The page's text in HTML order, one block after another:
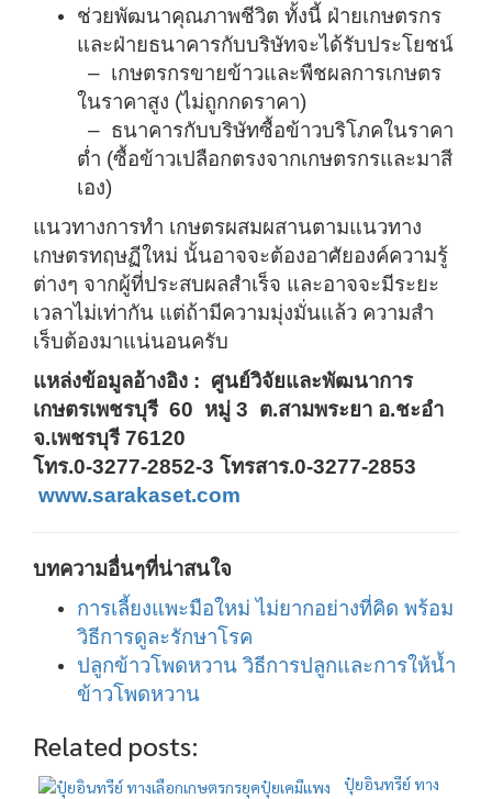
ช่วยพัฒนาคุณภาพชีวิต ทั้งนี้ ฝ่ายเกษตรกร
และฝ่ายธนาคารกับบริษัทจะได้รับประโยชน์
– เกษตรกรขายข้าวและพืชผลการเกษตร
ในราคาสูง (ไม่ถูกกดราคา)
– ธนาคารกับบริษัทซื้อข้าวบริโภคในราคา
ต่ำ (ซื้อข้าวเปลือกตรงจากเกษตรกรและมาสี
เอง)
แนวทางการทำ เกษตรผสมผสานตามแนวทาง
เกษตรทฤษฏีใหม่ นั้นอาจจะต้องอาศัยองค์ความรู้
ต่างๆ จากผู้ที่ประสบผลสำเร็จ และอาจจะมีระยะ
เวลาไม่เท่ากัน แต่ถ้ามีความมุ่งมั่นแล้ว ความสำ
เร็บต้องมาแน่นอนครับ
แหล่งข้อมูลอ้างอิง : ศูนย์วิจัยและพัฒนาการ
เกษตรเพชรบุรี 60 หมู่ 3 ต.สามพระยา อ.ชะอำ
จ.เพชรบุรี 76120
โทร.0-3277-2852-3 โทรสาร.0-3277-2853
www.sarakaset.com
บทความอื่นๆที่น่าสนใจ
การเลี้ยงแพะมือใหม่ ไม่ยากอย่างที่คิด พร้อม
วิธีการดูละรักษาโรค
ปลูกข้าวโพดหวาน วิธีการปลูกและการให้น้ำ
ข้าวโพดหวาน
Related posts:
ปุ๋ยอินทรีย์ ทาง